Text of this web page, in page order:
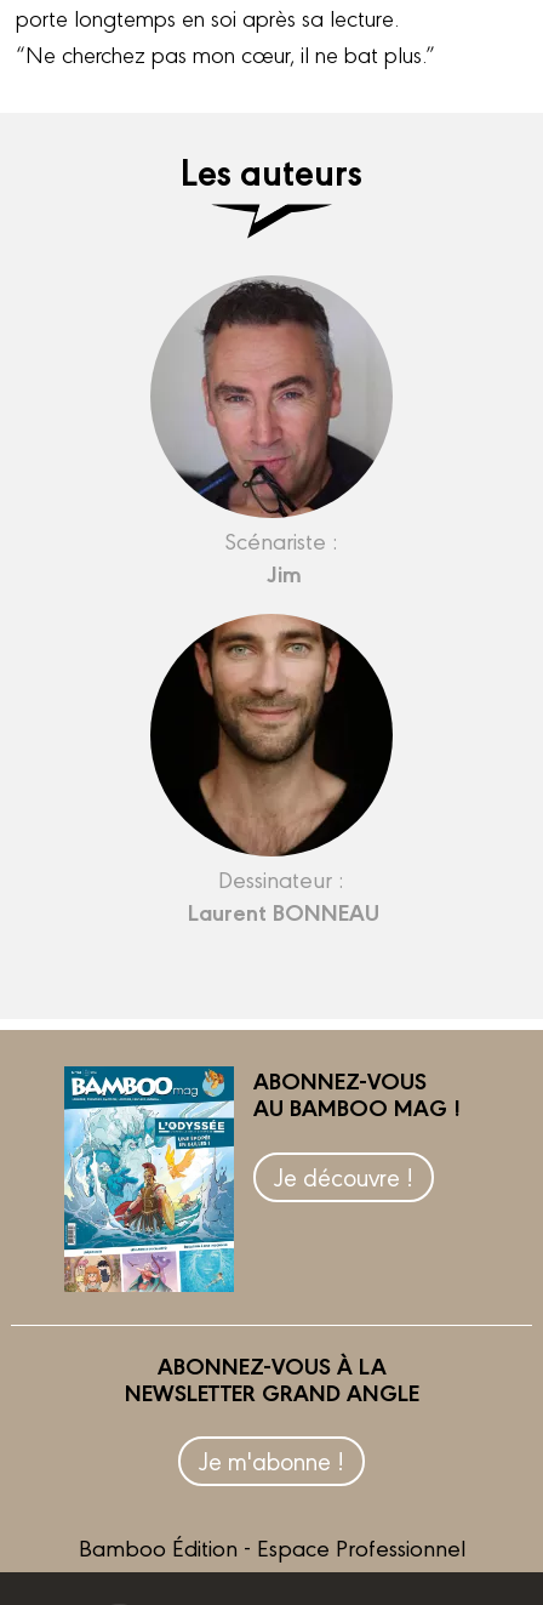
porte longtemps en soi après sa lecture.
“Ne cherchez pas mon cœur, il ne bat plus.”
Les auteurs
Scénariste :
Jim
Dessinateur :
Laurent BONNEAU
ABONNEZ-VOUS
AU BAMBOO MAG !
Je découvre !
ABONNEZ-VOUS À LA
NEWSLETTER GRAND ANGLE
Je m'abonne !
Bamboo Édition - Espace Professionnel